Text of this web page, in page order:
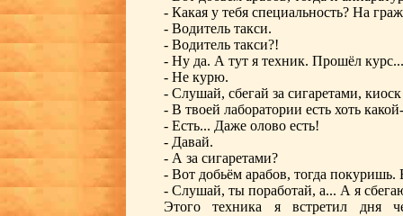
- Какая у тебя специальность? На
- Водитель такси.
- Водитель такси?!
- Ну да. А тут я техник. Прошёл курс...
- Не курю.
- Слушай, сбегай за сигаретами,
- В твоей лаборатории есть хоть
- Есть... Даже олово есть!
- Давай.
- А за сигаретами?
- Вот добьём арабов, тогда
- Слушай, ты поработай, а... А я
Этого техника я встретил дня